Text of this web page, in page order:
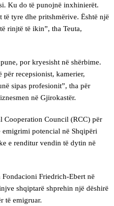
Ku do të punojnë inxhinierët.
tyre dhe pritshmërive. Është një
rinjtë të ikin”, tha Teuta,
por kryesisht në shërbime.
për recepsionist, kamerier,
sipas profesionit”, tha për
në Gjirokastër.
Cooperation Council (RCC) për
potencial në Shqipëri
e renditur vendin të dytin në
Friedrich-Ebert në
shqiptarë shprehin një dëshirë
të emigruar.